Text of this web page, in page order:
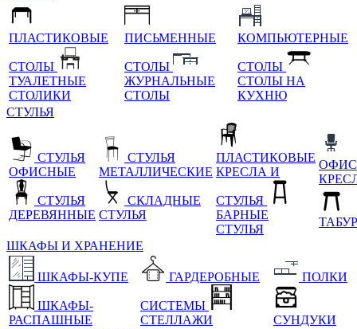
ПЛАСТИКОВЫЕ
СТОЛЫ
ТУАЛЕТНЫЕ
СТОЛИКИ
ПИСЬМЕННЫЕ
СТОЛЫ
ЖУРНАЛЬНЫЕ
СТОЛЫ
КОМПЬЮТЕРНЫЕ
СТОЛЫ
СТОЛЫ НА
КУХНЮ
СТУЛЬЯ
СТУЛЬЯ
ОФИСНЫЕ
СТУЛЬЯ
ДЕРЕВЯННЫЕ
СТУЛЬЯ
МЕТАЛЛИЧЕСКИЕ
СКЛАДНЫЕ
СТУЛЬЯ
ПЛАСТИКОВЫЕ
КРЕСЛА И
СТУЛЬЯ
БАРНЫЕ
СТУЛЬЯ
ШКАФЫ И ХРАНЕНИЕ
ШКАФЫ-КУПЕ
ШКАФЫ-
РАСПАШНЫЕ
ГАРДЕРОБНЫЕ
СИСТЕМЫ
СТЕЛЛАЖИ
ПОЛКИ
СУНДУКИ